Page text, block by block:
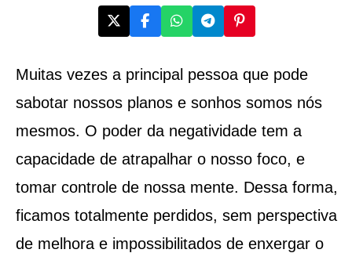
Muitas vezes a principal pessoa que pode
sabotar nossos planos e sonhos somos nós
mesmos. O poder da negatividade tem a
capacidade de atrapalhar o nosso foco, e
tomar controle de nossa mente. Dessa forma,
ficamos totalmente perdidos, sem perspectiva
de melhora e impossibilitados de enxergar o